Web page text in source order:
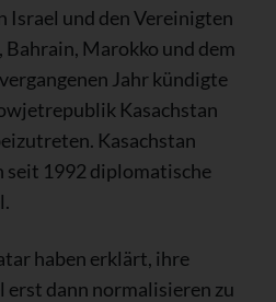
Israel und den Vereinigten
Marokko und dem
Jahr kündigte
Kasachstan
Kasachstan
seit 1992 diplomatische
haben erklärt, ihre
erst dann normalisieren zu